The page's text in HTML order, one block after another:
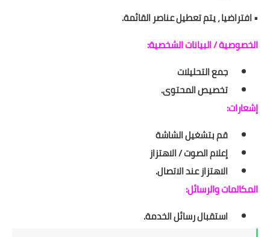
• افتراضيا ، يتم تعطيل عناصر القائمة.
الخصوصية / البيانات الشخصية:
جمع التحليلات
تخصيص المحتوى.
إشعارات:
قم بتشغيل الشاشة
إعلام الصوت / الاهتزاز
الاهتزاز عند الاتصال.
المكالمات والرسائل:
استقبال رسائل الخدمة.